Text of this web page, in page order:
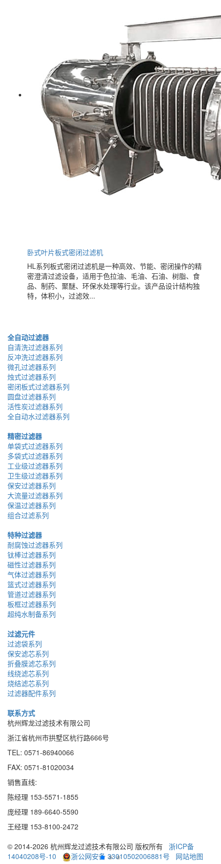
卧式叶片板式密闭过滤机
HL系列板式密闭过滤机是一种高效、节能、密闭操作的精
密澄清过滤设备，适用于色拉油、毛油、石油、树脂、食
品、制药、聚醚、环保水处理等行业。该产品设计结构独
特，体积小，过滤效...
全自动过滤器
自清洗过滤器系列
反冲洗过滤器系列
微孔过滤器系列
烛式过滤器系列
密闭板式过滤器系列
圆盘过滤器系列
活性炭过滤器系列
全自动水过滤器系列
精密过滤器
单袋式过滤器系列
多袋式过滤器系列
工业级过滤器系列
卫生级过滤器系列
保安过滤器系列
大流量过滤器系列
保温过滤器系列
组合过滤系列
特种过滤器
耐腐蚀过滤器系列
钛棒过滤器系列
磁性过滤器系列
气体过滤器系列
篮式过滤器系列
管道过滤器系列
板框过滤器系列
超纯水制备系列
过滤元件
过滤袋系列
保安滤芯系列
折叠膜滤芯系列
线绕滤芯系列
烧结滤芯系列
过滤器配件系列
联系方式
杭州辉龙过滤技术有限公司
浙江省杭州市拱墅区杭行路666号
TEL: 0571-86940066
FAX: 0571-81020034
销售直线:
陈经理 153-5571-1855
庞经理 189-6640-5590
王经理 153-8100-2472
© 2014-2026 杭州辉龙过滤技术有限公司 版权所有 浙ICP备
14040208号-10
浙公网安备 33010502006881号 网站地图